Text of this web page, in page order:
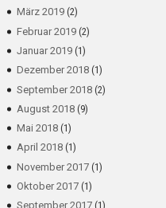
März 2019(2)
Februar 2019(2)
Januar 2019(1)
Dezember 2018(1)
September 2018(2)
August 2018(9)
Mai 2018(1)
April 2018(1)
November 2017(1)
Oktober 2017(1)
September 2017(1)